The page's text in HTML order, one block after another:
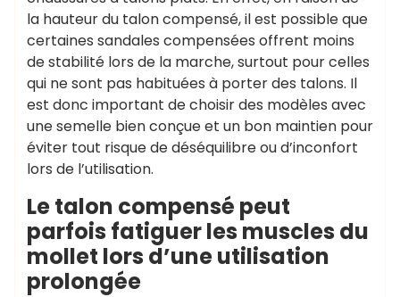
la hauteur du talon compensé, il est possible que
certaines sandales compensées offrent moins
de stabilité lors de la marche, surtout pour celles
qui ne sont pas habituées à porter des talons. Il
est donc important de choisir des modèles avec
une semelle bien conçue et un bon maintien pour
éviter tout risque de déséquilibre ou d’inconfort
lors de l’utilisation.
Le talon compensé peut
parfois fatiguer les muscles du
mollet lors d’une utilisation
prolongée